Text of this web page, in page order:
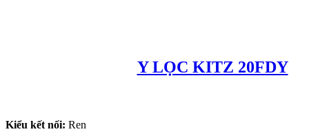
Y LỌC KITZ 20FDY
Kiểu kết nối: Ren